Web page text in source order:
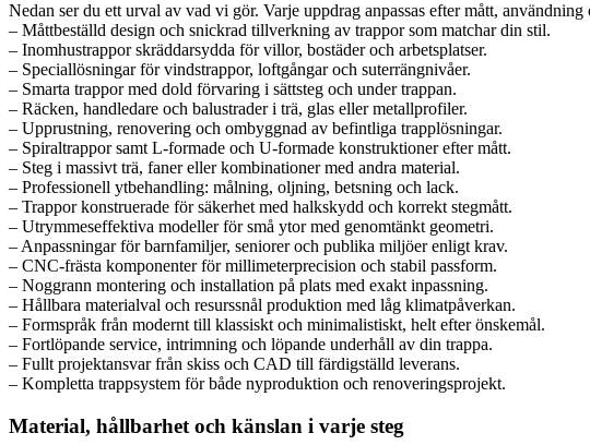
Nedan ser du ett urval av vad vi gör. Varje uppdrag anpassas efter mått,
– Måttbeställd design och snickrad tillverkning av trappor som matchar din stil.
– Inomhustrappor skräddarsydda för villor, bostäder och arbetsplatser.
– Speciallösningar för vindstrappor, loftgångar och suterrängnivåer.
– Smarta trappor med dold förvaring i sättsteg och under trappan.
– Räcken, handledare och balustrader i trä, glas eller metallprofiler.
– Upprustning, renovering och ombyggnad av befintliga trapplösningar.
– Spiraltrappor samt L-formade och U-formade konstruktioner efter mått.
– Steg i massivt trä, faner eller kombinationer med andra material.
– Professionell ytbehandling: målning, oljning, betsning och lack.
– Trappor konstruerade för säkerhet med halkskydd och korrekt stegmått.
– Utrymmeseffektiva modeller för små ytor med genomtänkt geometri.
– Anpassningar för barnfamiljer, seniorer och publika miljöer enligt krav.
– CNC-frästa komponenter för millimeterprecision och stabil passform.
– Noggrann montering och installation på plats med exakt inpassning.
– Hållbara materialval och resurssnål produktion med låg klimatpåverkan.
– Formspråk från modernt till klassiskt och minimalistiskt, helt efter önskemål.
– Fortlöpande service, intrimning och löpande underhåll av din trappa.
– Fullt projektansvar från skiss och CAD till färdigställd leverans.
– Kompletta trappsystem för både nyproduktion och renoveringsprojekt.
Material, hållbarhet och känslan i varje steg